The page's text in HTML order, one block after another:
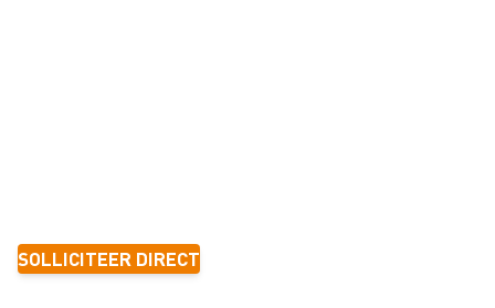
SOLLICITEER DIRECT